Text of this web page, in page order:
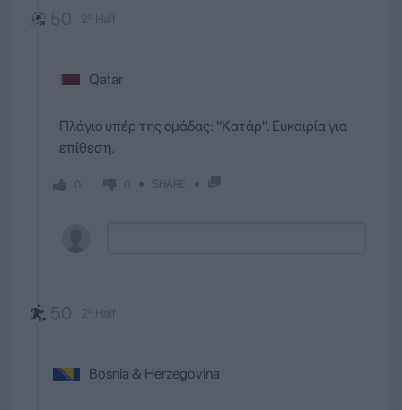
50 2º Half
Qatar
Πλάγιο υπέρ της ομάδας: ''Κατάρ''. Ευκαιρία για
επίθεση.
SHARE
50 2º Half
Bosnia & Herzegovina